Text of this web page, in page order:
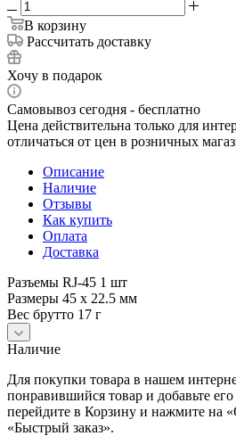
В корзину
Рассчитать доставку
Хочу в подарок
Самовывоз сегодня - бесплатно
Цена действительна только для
отличаться от цен в розничных
Описание
Наличие
Отзывы
Как купить
Оплата
Доставка
Разъемы RJ-45 1 шт
Размеры 45 x 22.5 мм
Вес брутто 17 г
Наличие
Для покупки товара в нашем
понравившийся товар и добавьте
перейдите в Корзину и нажмите на
«Быстрый заказ».